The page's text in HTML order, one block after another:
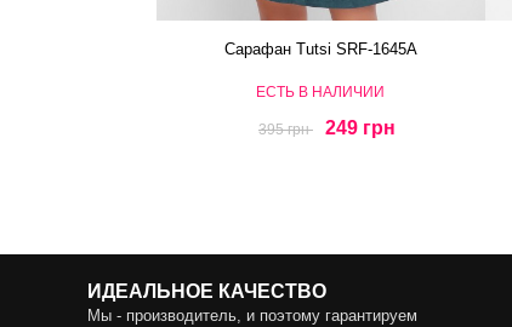
Сарафан Tutsi SRF-1645A
ЕСТЬ В НАЛИЧИИ
395 грн 249 грн
ИДЕАЛЬНОЕ КАЧЕСТВО
Мы - производитель, и поэтому гарантируем